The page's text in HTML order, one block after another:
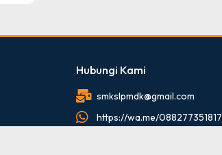
Hubungi Kami
smkslpmdk@gmail.com
https://wa.me/088277351817